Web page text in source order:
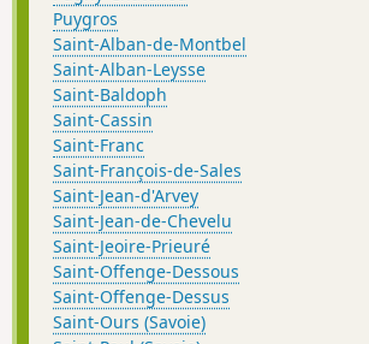
Puygros
Saint-Alban-de-Montbel
Saint-Alban-Leysse
Saint-Baldoph
Saint-Cassin
Saint-Franc
Saint-François-de-Sales
Saint-Jean-d'Arvey
Saint-Jean-de-Chevelu
Saint-Jeoire-Prieuré
Saint-Offenge-Dessous
Saint-Offenge-Dessus
Saint-Ours (Savoie)